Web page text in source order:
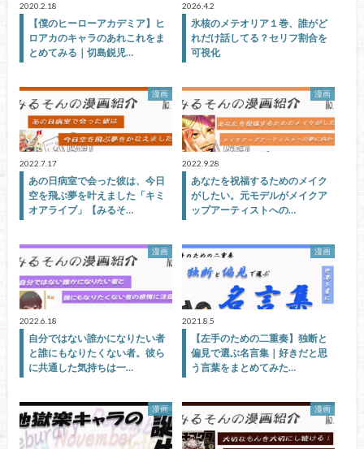
2020.2.18
【僕のヒーローアカデミア】ヒ
ロアカのキャラのあれこれをま
とめてみる｜切島鋭児…
2026.4.2
氷核のメテオリア１巻、誰がど
れだけ話してる？セリフ割合を
可視化
漫画
2022.7.17
あの日病室で会った彼は、今日
空を飛ぶ夢を叶えました「キミ
オアライブ」【みるそ…
漫画
2022.9.28
あなたを祝福するためのメイク
がしたい。元モデルがメイクア
ップアーティストへの…
漫画
2022.6.18
自分ではない誰かになりたい者
と誰にもなりたくない者。彼ら
に共通した気持ちは一…
漫画
2021.8.5
【左手のための二重奏】独断と
偏見で選ぶ名言集｜好きだと思
う言葉をまとめてみた…
漫画 漫画